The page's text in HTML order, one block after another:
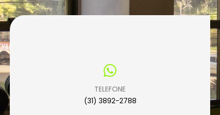
TELEFONE
(31) 3892-2788